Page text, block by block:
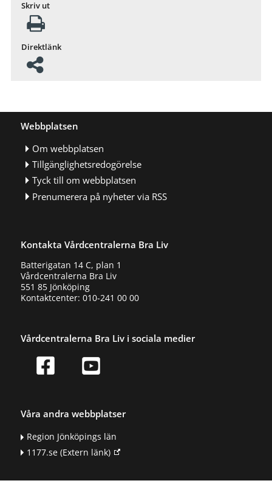
Skriv ut
Direktlänk
Webbplatsen
Om webbplatsen
Tillgänglighetsredogörelse
Tyck till om webbplatsen
Prenumerera på nyheter via RSS
Kontakta Vårdcentralerna Bra Liv
Batterigatan 14 C, plan 1
Vårdcentralerna Bra Liv
551 85 Jönköping
Kontaktcenter: 010-241 00 00
Vårdcentralerna Bra Liv i sociala medier
Våra andra webbplatser
Region Jönköpings län
1177.se(Extern länk)